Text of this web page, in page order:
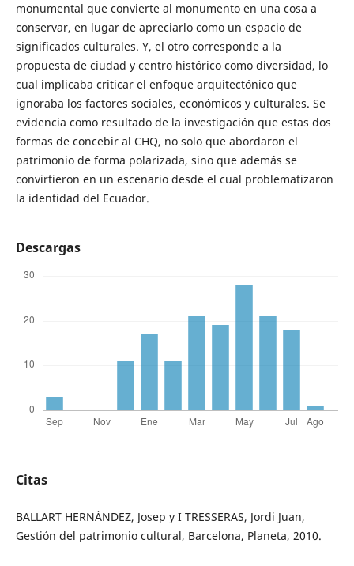
monumental que convierte al monumento en una cosa a
conservar, en lugar de apreciarlo como un espacio de
significados culturales. Y, el otro corresponde a la
propuesta de ciudad y centro histórico como diversidad, lo
cual implicaba criticar el enfoque arquitectónico que
ignoraba los factores sociales, económicos y culturales. Se
evidencia como resultado de la investigación que estas dos
formas de concebir al CHQ, no solo que abordaron el
patrimonio de forma polarizada, sino que además se
convirtieron en un escenario desde el cual problematizaron
la identidad del Ecuador.
Descargas
Citas
BALLART HERNÁNDEZ, Josep y I TRESSERAS, Jordi Juan,
Gestión del patrimonio cultural, Barcelona, Planeta, 2010.